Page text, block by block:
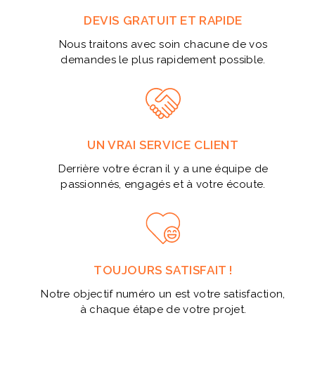
DEVIS GRATUIT ET RAPIDE
Nous traitons avec soin chacune de vos
demandes le plus rapidement possible.
UN VRAI SERVICE CLIENT
Derrière votre écran il y a une équipe de
passionnés, engagés et à votre écoute.
TOUJOURS SATISFAIT !
Notre objectif numéro un est votre satisfaction,
à chaque étape de votre projet.